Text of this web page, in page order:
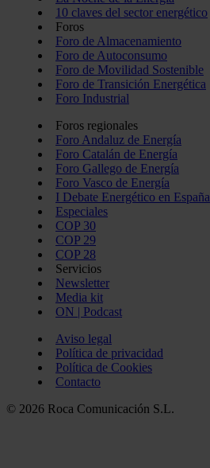
10 claves del sector energético
Foros
Foro de Almacenamiento
Foro de Autoconsumo
Foro de Movilidad Sostenible
Foro de Transición Energética
Foro Industrial
Foros regionales
Foro Andaluz de Energía
Foro Catalán de Energía
Foro Gallego de Energía
Foro Vasco de Energía
I Debate Energético en España
Especiales
COP 30
COP 29
COP 28
Servicios
Newsletter
Media kit
ON | Podcast
Aviso legal
Política de privacidad
Política de Cookies
Contacto
© 2026 Roca Comunicación S.L.